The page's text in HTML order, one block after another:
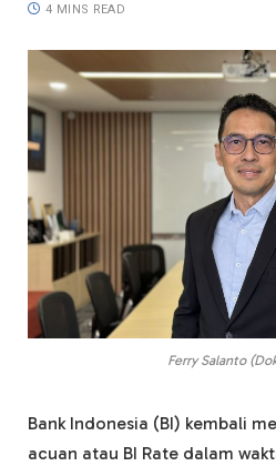
4 MINS READ
Ferry Salanto
Bank Indonesia (BI) kembali
acuan atau BI Rate dalam